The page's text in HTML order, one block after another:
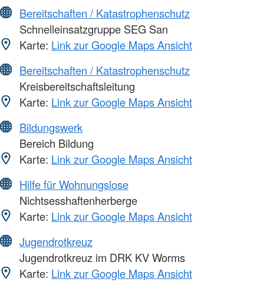
Bereitschaften / Katastrophenschutz
Schnelleinsatzgruppe SEG San
Karte: Link zur Google Maps Ansicht
Bereitschaften / Katastrophenschutz
Kreisbereitschaftsleitung
Karte: Link zur Google Maps Ansicht
Bildungswerk
Bereich Bildung
Karte: Link zur Google Maps Ansicht
Hilfe für Wohnungslose
Nichtsesshaftenherberge
Karte: Link zur Google Maps Ansicht
Jugendrotkreuz
Jugendrotkreuz im DRK KV Worms
Karte: Link zur Google Maps Ansicht